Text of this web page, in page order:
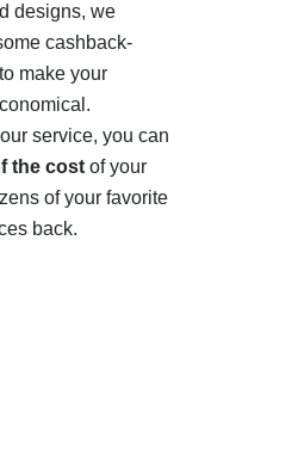
designs, we
cashback-
make your
service, you can
the costof your
of your favorite
back.